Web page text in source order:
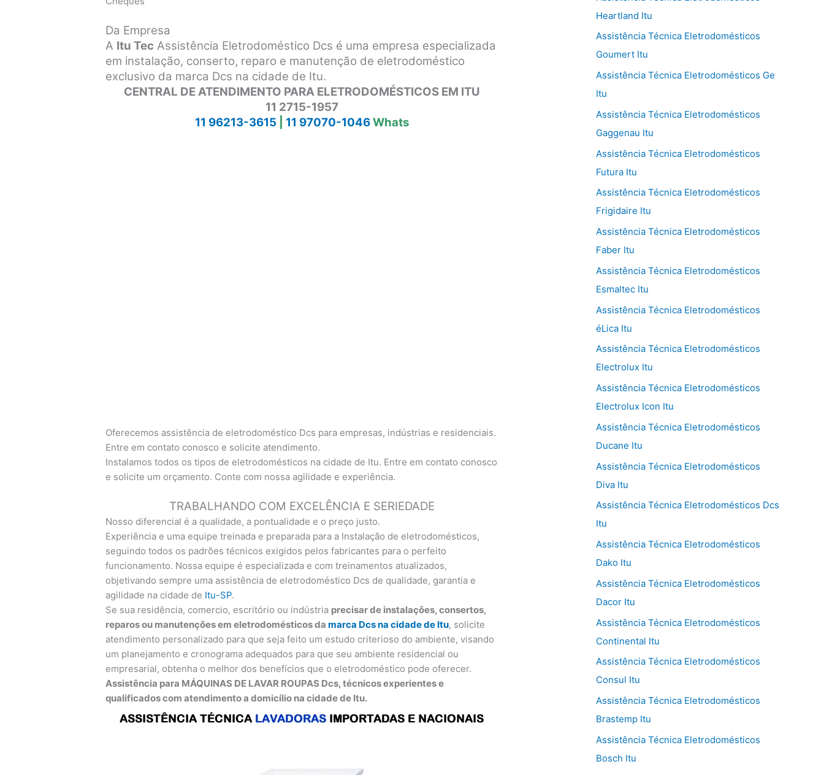
Da Empresa
A Itu Tec Assistência Eletrodoméstico Dcs é uma empresa especializada
em instalação, conserto, reparo e manutenção de eletrodoméstico
exclusivo da marca Dcs na cidade de Itu.
CENTRAL DE ATENDIMENTO PARA ELETRODOMÉSTICOS EM ITU
11 2715-1957
11 96213-3615
11 97070-1046Whats
Oferecemos assistência de eletrodoméstico Dcs para empresas, indústrias e residenciais.
Entre em contato conosco e solicite atendimento.
Instalamos todos os tipos de eletrodomésticos na cidade de Itu. Entre em contato conosco
e solicite um orçamento. Conte com nossa agilidade e experiência.
TRABALHANDO COM EXCELÊNCIA E SERIEDADE
Nosso diferencial é a qualidade, a pontualidade e o preço justo.
Experiência e uma equipe treinada e preparada para a Instalação de eletrodomésticos,
seguindo todos os padrões técnicos exigidos pelos fabricantes para o perfeito
funcionamento. Nossa equipe é especializada e com treinamentos atualizados,
objetivando sempre uma assistência de eletrodoméstico Dcs de qualidade, garantia e
agilidade na cidade de Itu-SP.
Se sua residência, comercio, escritório ou indústria precisar de instalações, consertos,
reparos ou manutenções em eletrodomésticos damarca Dcs na cidade de Itu, solicite
atendimento personalizado para que seja feito um estudo criterioso do ambiente, visando
um planejamento e cronograma adequados para que seu ambiente residencial ou
empresarial, obtenha o melhor dos benefícios que o eletrodoméstico pode oferecer.
Assistência para MÁQUINAS DE LAVAR ROUPAS Dcs, técnicos experientes e
qualificados com atendimento a domicílio na cidade de Itu.
Heartland Itu
Assistência Técnica Eletrodomésticos
Goumert Itu
Assistência Técnica Eletrodomésticos Ge
Itu
Assistência Técnica Eletrodomésticos
Gaggenau Itu
Assistência Técnica Eletrodomésticos
Futura Itu
Assistência Técnica Eletrodomésticos
Frigidaire Itu
Assistência Técnica Eletrodomésticos
Faber Itu
Assistência Técnica Eletrodomésticos
Esmaltec Itu
Assistência Técnica Eletrodomésticos
éLica Itu
Assistência Técnica Eletrodomésticos
Electrolux Itu
Assistência Técnica Eletrodomésticos
Electrolux Icon Itu
Assistência Técnica Eletrodomésticos
Ducane Itu
Assistência Técnica Eletrodomésticos
Diva Itu
Assistência Técnica Eletrodomésticos Dcs
Itu
Assistência Técnica Eletrodomésticos
Dako Itu
Assistência Técnica Eletrodomésticos
Dacor Itu
Assistência Técnica Eletrodomésticos
Continental Itu
Assistência Técnica Eletrodomésticos
Consul Itu
Assistência Técnica Eletrodomésticos
Brastemp Itu
Assistência Técnica Eletrodomésticos
Bosch Itu